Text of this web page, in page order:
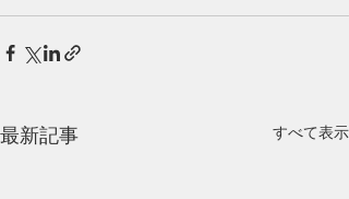
最新記事 すべて表示